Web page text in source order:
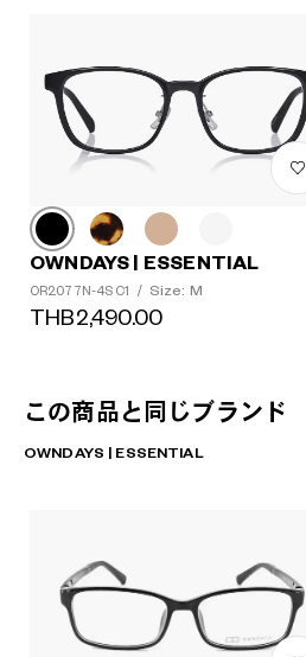
OWNDAYS | ESSENTIAL
OR2077N-4S C1 / Size: M
THB2,490.00
この商品と同じブランド
OWNDAYS | ESSENTIAL